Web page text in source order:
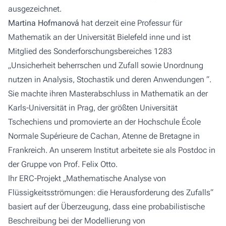
ausgezeichnet.
Martina Hofmanová hat derzeit eine Professur für
Mathematik an der Universität Bielefeld inne und ist
Mitglied des Sonderforschungsbereiches 1283
„Unsicherheit beherrschen und Zufall sowie Unordnung
nutzen in Analysis, Stochastik und deren Anwendungen “.
Sie machte ihren Masterabschluss in Mathematik an der
Karls-Universität in Prag, der größten Universität
Tschechiens und promovierte an der Hochschule École
Normale Supérieure de Cachan, Atenne de Bretagne in
Frankreich. An unserem Institut arbeitete sie als Postdoc in
der Gruppe von Prof. Felix Otto.
Ihr ERC-Projekt „Mathematische Analyse von
Flüssigkeitsströmungen: die Herausforderung des Zufalls“
basiert auf der Überzeugung, dass eine probabilistische
Beschreibung bei der Modellierung von